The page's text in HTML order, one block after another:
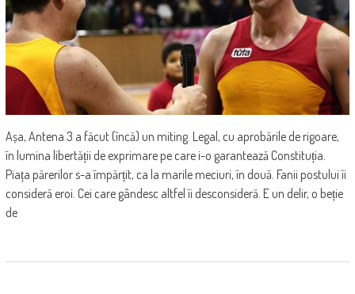
Așa, Antena 3 a făcut (încă) un miting. Legal, cu aprobările de rigoare,
în lumina libertății de exprimare pe care i-o garantează Constituția.
Piața părerilor s-a împărțit, ca la marile meciuri, în două. Fanii postului îi
consideră eroi. Cei care gândesc altfel îi desconsideră. E un delir, o beție
de